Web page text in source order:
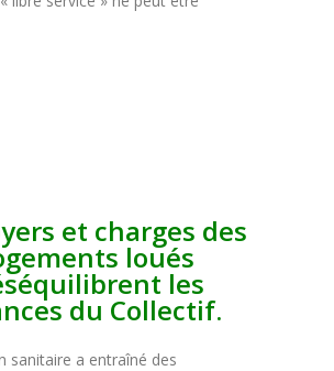
et charges des
loués
les
du Collectif.
sanitaire a entraîné des